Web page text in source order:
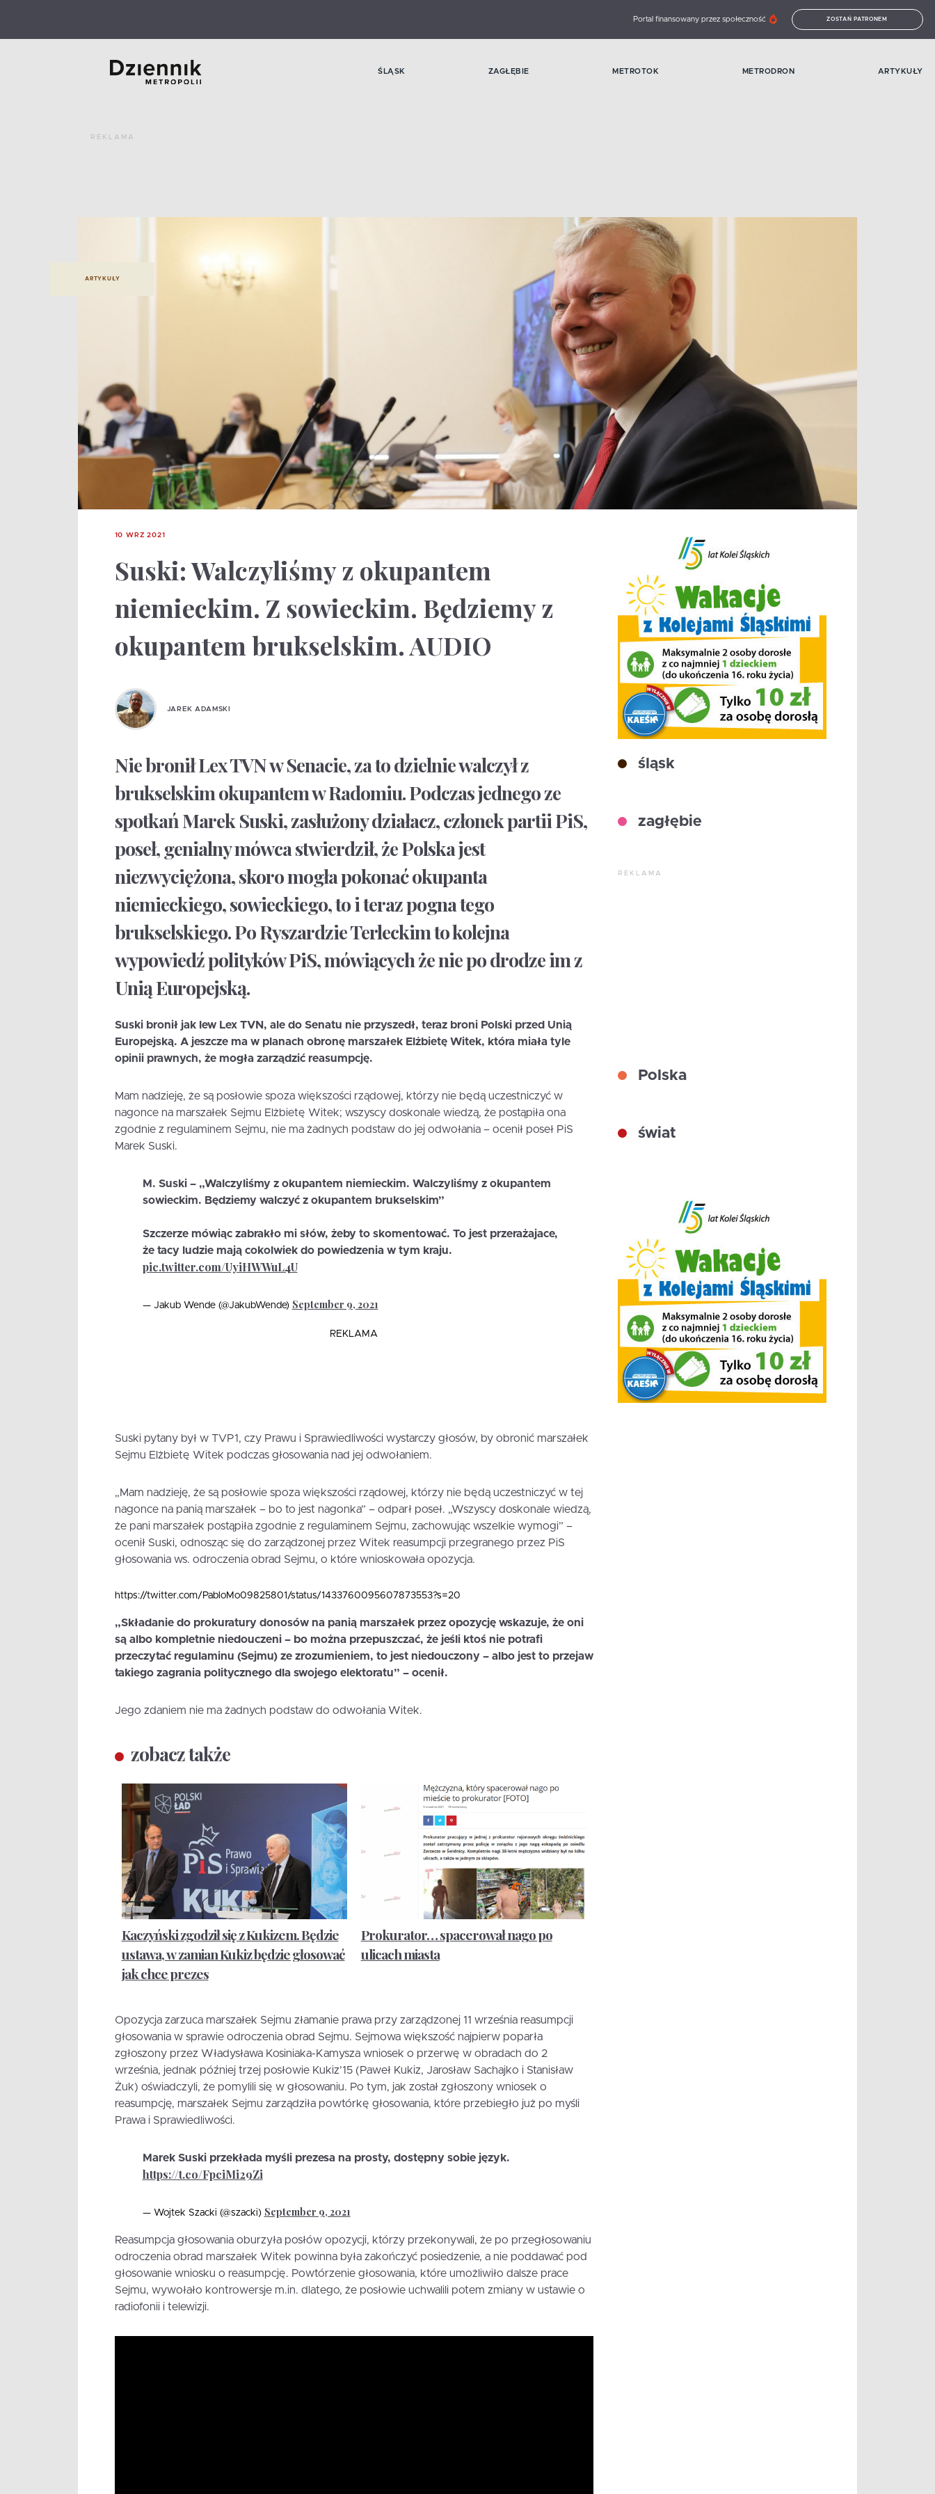
Portal finansowany przez społeczność ZOSTAŃ PATRONEM
ŚLĄSK ZAGŁĘBIE METROTOK METRODRON ARTYKUŁY
REKLAMA
ARTYKUŁY
10 WRZ 2021
Suski: Walczyliśmy z okupantem
niemieckim. Z sowieckim. Będziemy z
okupantem brukselskim. AUDIO
JAREK ADAMSKI
Nie bronił Lex TVN w Senacie, za to dzielnie walczył z
brukselskim okupantem w Radomiu. Podczas jednego ze
spotkań Marek Suski, zasłużony działacz, członek partii PiS,
poseł, genialny mówca stwierdził, że Polska jest
niezwyciężona, skoro mogła pokonać okupanta
niemieckiego, sowieckiego, to i teraz pogna tego
brukselskiego. Po Ryszardzie Terleckim to kolejna
wypowiedź polityków PiS, mówiących że nie po drodze im z
Unią Europejską.
Suski bronił jak lew Lex TVN, ale do Senatu nie przyszedł, teraz broni Polski przed Unią
Europejską. A jeszcze ma w planach obronę marszałek Elżbietę Witek, która miała tyle
opinii prawnych, że mogła zarządzić reasumpcję.
Mam nadzieję, że są posłowie spoza większości rządowej, którzy nie będą uczestniczyć w
nagonce na marszałek Sejmu Elżbietę Witek; wszyscy doskonale wiedzą, że postąpiła ona
zgodnie z regulaminem Sejmu, nie ma żadnych podstaw do jej odwołania – ocenił poseł PiS
Marek Suski.
M. Suski – „Walczyliśmy z okupantem niemieckim. Walczyliśmy z okupantem
sowieckim. Będziemy walczyć z okupantem brukselskim”
Szczerze mówiąc zabrakło mi słów, żeby to skomentować. To jest przerażajace,
że tacy ludzie mają cokolwiek do powiedzenia w tym kraju.
pic.twitter.com/UyiHWWuL4U
— Jakub Wende (@JakubWende) September 9, 2021
REKLAMA
Suski pytany był w TVP1, czy Prawu i Sprawiedliwości wystarczy głosów, by obronić marszałek
Sejmu Elżbietę Witek podczas głosowania nad jej odwołaniem.
„Mam nadzieję, że są posłowie spoza większości rządowej, którzy nie będą uczestniczyć w tej
nagonce na panią marszałek – bo to jest nagonka” – odparł poseł. „Wszyscy doskonale wiedzą,
że pani marszałek postąpiła zgodnie z regulaminem Sejmu, zachowując wszelkie wymogi” –
ocenił Suski, odnosząc się do zarządzonej przez Witek reasumpcji przegranego przez PiS
głosowania ws. odroczenia obrad Sejmu, o które wnioskowała opozycja.
https://twitter.com/PabloMo09825801/status/1433760095607873553?s=20
„Składanie do prokuratury donosów na panią marszałek przez opozycję wskazuje, że oni
są albo kompletnie niedouczeni – bo można przepuszczać, że jeśli ktoś nie potrafi
przeczytać regulaminu (Sejmu) ze zrozumieniem, to jest niedouczony – albo jest to przejaw
takiego zagrania politycznego dla swojego elektoratu” – ocenił.
Jego zdaniem nie ma żadnych podstaw do odwołania Witek.
zobacz także
Kaczyński zgodził się z Kukizem. Będzie
ustawa, w zamian Kukiz będzie głosować
jak chce prezes
Prokurator… spacerował nago po
ulicach miasta
Opozycja zarzuca marszałek Sejmu złamanie prawa przy zarządzonej 11 września reasumpcji
głosowania w sprawie odroczenia obrad Sejmu. Sejmowa większość najpierw poparła
zgłoszony przez Władysława Kosiniaka-Kamysza wniosek o przerwę w obradach do 2
września, jednak później trzej posłowie Kukiz’15 (Paweł Kukiz, Jarosław Sachajko i Stanisław
Żuk) oświadczyli, że pomylili się w głosowaniu. Po tym, jak został zgłoszony wniosek o
reasumpcję, marszałek Sejmu zarządziła powtórkę głosowania, które przebiegło już po myśli
Prawa i Sprawiedliwości.
Marek Suski przekłada myśli prezesa na prosty, dostępny sobie język.
https://t.co/FpciMi29Zi
— Wojtek Szacki (@szacki) September 9, 2021
Reasumpcja głosowania oburzyła posłów opozycji, którzy przekonywali, że po przegłosowaniu
odroczenia obrad marszałek Witek powinna była zakończyć posiedzenie, a nie poddawać pod
głosowanie wniosku o reasumpcję. Powtórzenie głosowania, które umożliwiło dalsze prace
Sejmu, wywołało kontrowersje m.in. dlatego, że posłowie uchwalili potem zmiany w ustawie o
radiofonii i telewizji.
śląsk
zagłębie
REKLAMA
Polska
świat